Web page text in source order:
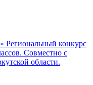
Региональный конкурс
Совместно с
области.